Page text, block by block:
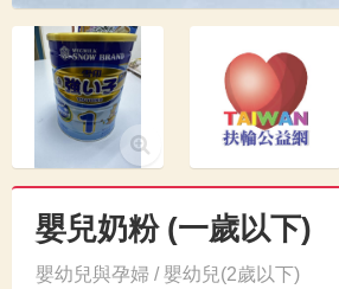
嬰兒奶粉 (一歲以下)
嬰幼兒與孕婦 / 嬰幼兒(2歲以下)